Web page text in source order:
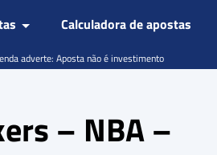
Calculadora de apostas
– NBA –
adverte: Aposta não é investimento